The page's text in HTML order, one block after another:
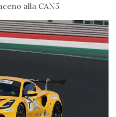
alla CAN5